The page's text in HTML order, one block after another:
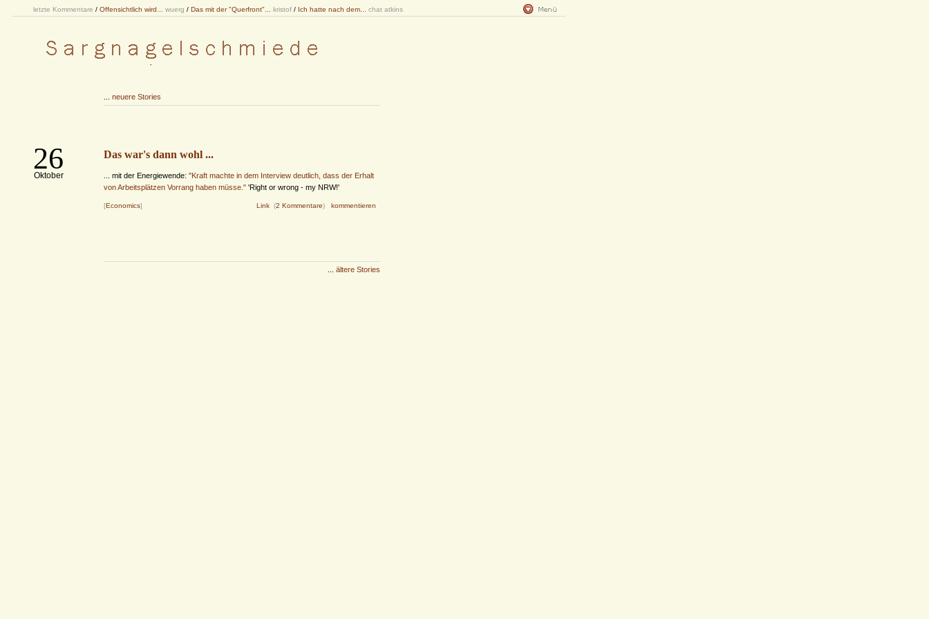
letzte Kommentare / Offensichtlich wird... wuerg / Das mit der "Querfront"... kristof / Ich hatte nach dem... chat atkins
neuere Stories
26
Oktober
Das war's dann wohl ...
... mit der Energiewende: "Kraft machte in dem Interview deutlich, dass der Erhalt
von Arbeitsplätzen Vorrang haben müsse." 'Right or wrong - my NRW!'
[Economics] Link (2 Kommentare) kommentieren
ältere Stories